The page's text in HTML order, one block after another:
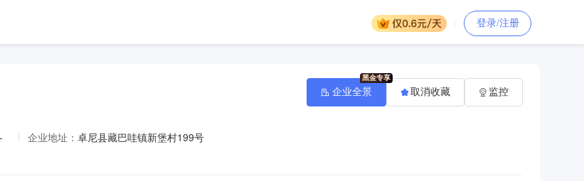
登录/注册
- 企业地址： 卓尼县藏巴哇镇新堡村199号
企业全景 取消收藏 监控